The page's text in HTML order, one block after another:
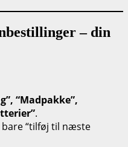
– din
“Madpakke”,
.
“tilføj til næste